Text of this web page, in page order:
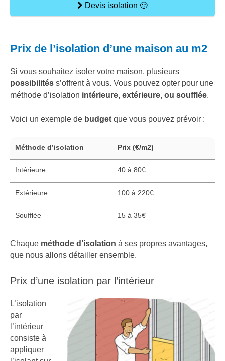
Devis isolation 🙂
Prix de l’isolation d’une maison au m2
Si vous souhaitez isoler votre maison, plusieurs
possibilités s’offrent à vous. Vous pouvez opter pour une
méthode d’isolation intérieure, extérieure, ou soufflée.
Voici un exemple de budget que vous pouvez prévoir :
Méthode d’isolation Prix (€/m2)
Intérieure 40 à 80€
Extérieure 100 à 220€
Soufflée 15 à 35€
Chaque méthode d’isolation à ses propres avantages,
que nous allons détailler ensemble.
Prix d’une isolation par l’intérieur
L’isolation
par
l’intérieur
consiste à
appliquer